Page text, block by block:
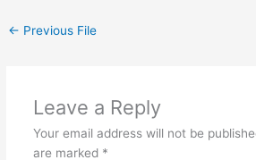
← Previous File
Leave a Reply
Your email address will not be
are marked *